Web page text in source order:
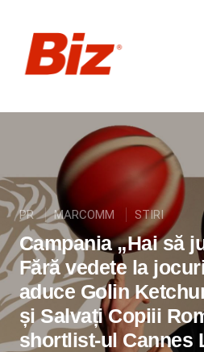
PR MARCOMM STIRI
Campania „Hai să
Fără vedete la
aduce Golin
și Salvați Copiii
shortlist-ul Cannes